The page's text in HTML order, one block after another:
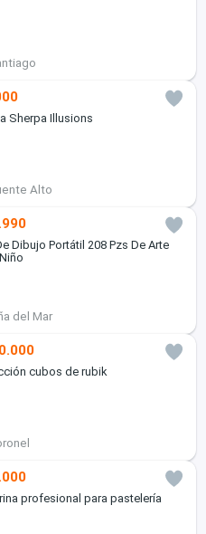
Sherpa Illusions
Alto
Dibujo Portátil 208 Pzs De Arte
del Mar
cubos de rubik
profesional para pastelería